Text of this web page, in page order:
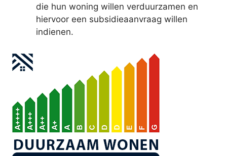
die hun woning willen verduurzamen en
hiervoor een subsidieaanvraag willen
indienen.